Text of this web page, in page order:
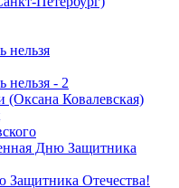
нельзя
нельзя - 2
Ковалевская)
Дню Защитника
Отечества!